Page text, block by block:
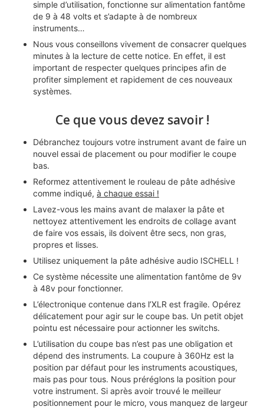
simple d’utilisation, fonctionne sur alimentation fantôme
de 9 à 48 volts et s’adapte à de nombreux
instruments…
Nous vous conseillons vivement de consacrer quelques
minutes à la lecture de cette notice. En effet, il est
important de respecter quelques principes afin de
profiter simplement et rapidement de ces nouveaux
systèmes.
Ce que vous devez savoir !
Débranchez toujours votre instrument avant de faire un
nouvel essai de placement ou pour modifier le coupe
bas.
Reformez attentivement le rouleau de pâte adhésive
comme indiqué, à chaque essai !
Lavez-vous les mains avant de malaxer la pâte et
nettoyez attentivement les endroits de collage avant
de faire vos essais, ils doivent être secs, non gras,
propres et lisses.
Utilisez uniquement la pâte adhésive audio ISCHELL !
Ce système nécessite une alimentation fantôme de 9v
à 48v pour fonctionner.
L’électronique contenue dans l’XLR est fragile. Opérez
délicatement pour agir sur le coupe bas. Un petit objet
pointu est nécessaire pour actionner les switchs.
L’utilisation du coupe bas n’est pas une obligation et
dépend des instruments. La coupure à 360Hz est la
position par défaut pour les instruments acoustiques,
mais pas pour tous. Nous préréglons la position pour
votre instrument. Si après avoir trouvé le meilleur
positionnement pour le micro, vous manquez de largeur